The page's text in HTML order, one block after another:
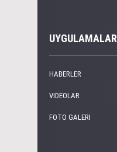
UYGULAMALAR
HABERLER
VIDEOLAR
FOTO GALERI